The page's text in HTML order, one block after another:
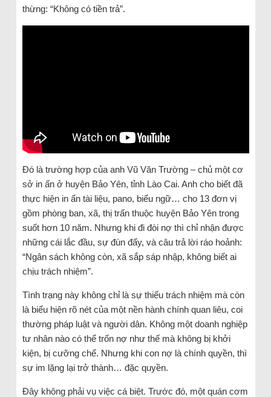
thừng: “Không có tiền trả”.
Đó là trường hợp của anh Vũ Văn Trường – chủ một cơ
sở in ấn ở huyện Bảo Yên, tỉnh Lào Cai. Anh cho biết đã
thực hiện in ấn tài liệu, pano, biểu ngữ… cho 13 đơn vị
gồm phòng ban, xã, thị trấn thuộc huyện Bảo Yên trong
suốt hơn 10 năm. Nhưng khi đi đòi nợ thì chỉ nhận được
những cái lắc đầu, sự đùn đẩy, và câu trả lời ráo hoảnh:
“Ngân sách không còn, xã sắp sáp nhập, không biết ai
chịu trách nhiệm”.
Tình trạng này không chỉ là sự thiếu trách nhiệm mà còn
là biểu hiện rõ nét của một nền hành chính quan liêu, coi
thường pháp luật và người dân. Không một doanh nghiệp
tư nhân nào có thể trốn nợ như thế mà không bị khởi
kiện, bị cưỡng chế. Nhưng khi con nợ là chính quyền, thì
sự im lặng lại trở thành… đặc quyền.
Đây không phải vụ việc cá biệt. Trước đó, một quán cơm